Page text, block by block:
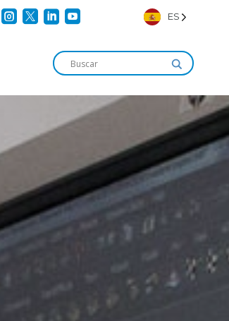
    ES